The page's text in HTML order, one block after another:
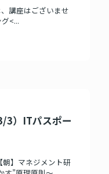
講座はございませ
<...
3）ITパスポー
】マネジメント研